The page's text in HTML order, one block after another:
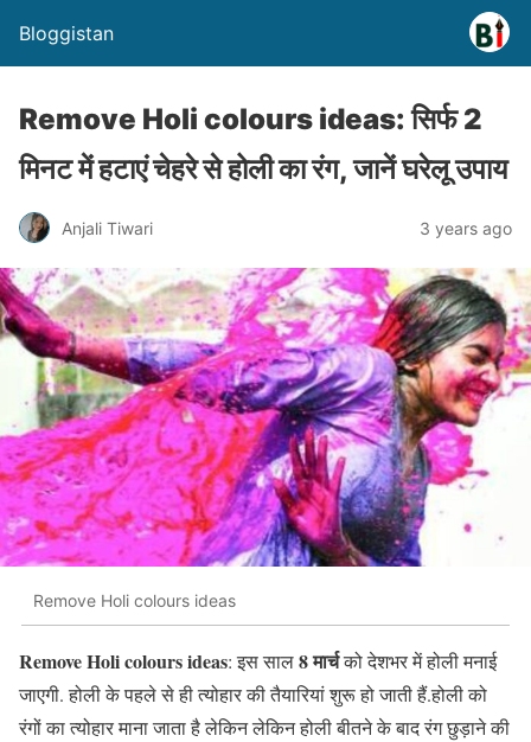
Bloggistan
Remove Holi colours ideas: सिर्फ 2
मिनट में हटाएं चेहरे से होली का रंग, जानें घरेलू उपाय
Anjali Tiwari 3 years ago
Remove Holi colours ideas
Remove Holi colours ideas: इस साल8 मार्चको देशभर में होली मनाई
जाएगी. होली के पहले से ही त्योहार की तैयारियां शुरू हो जाती हैं.होली को
रंगों का त्योहार माना जाता है लेकिन लेकिन होली बीतने के बाद रंग छुड़ाने की